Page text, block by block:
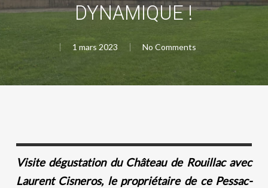
DYNAMIQUE !
1 mars 2023 No Comments
Visite dégustation du Château de Rouillac avec
Laurent Cisneros, le propriétaire de ce Pessac-